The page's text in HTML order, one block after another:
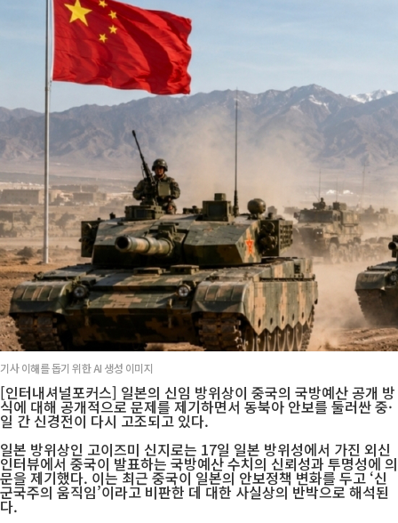
기사 이해를 돕기 위한 AI 생성 이미지
[인터내셔널포커스] 일본의 신임 방위상이 중국의 국방예산 공개 방
식에 대해 공개적으로 문제를 제기하면서 동북아 안보를 둘러싼 중·
일 간 신경전이 다시 고조되고 있다.
일본 방위상인 고이즈미 신지로는 17일 일본 방위성에서 가진 외신
인터뷰에서 중국이 발표하는 국방예산 수치의 신뢰성과 투명성에 의
문을 제기했다. 이는 최근 중국이 일본의 안보정책 변화를 두고 ‘신
군국주의 움직임’이라고 비판한 데 대한 사실상의 반박으로 해석된
다.